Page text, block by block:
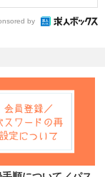
by